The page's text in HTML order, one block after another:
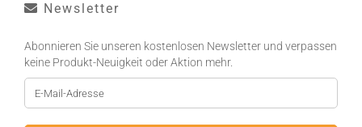
Newsletter
Abonnieren Sie unseren kostenlosen Newsletter und verpassen
keine Produkt-Neuigkeit oder Aktion mehr.